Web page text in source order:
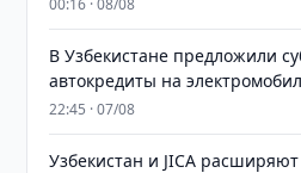
00:16 · 08/08
В Узбекистане предложили
автокредиты на
22:45 · 07/08
Узбекистан и JICA